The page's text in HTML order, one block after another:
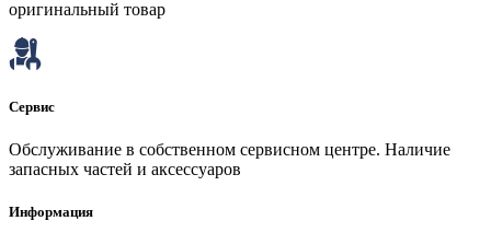
оригинальный товар
Сервис
Обслуживание в собственном сервисном центре. Наличие
запасных частей и аксессуаров
Информация